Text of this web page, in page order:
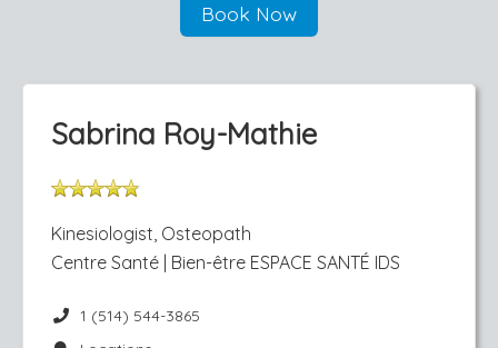
Book Now
Sabrina Roy-Mathie
Kinesiologist, Osteopath
Centre Santé | Bien-être ESPACE SANTÉ IDS
1 (514) 544-3865